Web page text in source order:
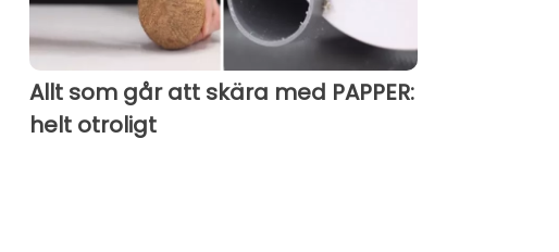
Allt som går att skära med PAPPER:
helt otroligt